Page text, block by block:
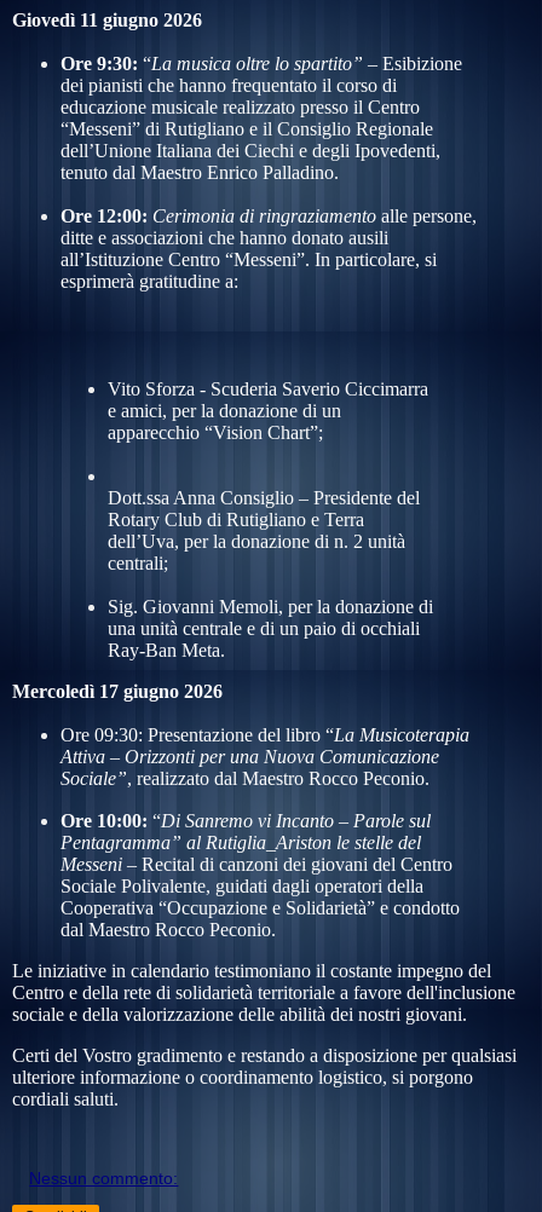
Giovedì 11 giugno 2026
Ore 9:30: “La musica oltre lo spartito” – Esibizione
dei pianisti che hanno frequentato il corso di
educazione musicale realizzato presso il Centro
“Messeni” di Rutigliano e il Consiglio Regionale
dell’Unione Italiana dei Ciechi e degli Ipovedenti,
tenuto dal Maestro Enrico Palladino.
Ore 12:00: Cerimonia di ringraziamentoalle persone,
ditte e associazioni che hanno donato ausili
all’Istituzione Centro “Messeni”. In particolare, si
esprimerà gratitudine a:
Vito Sforza - Scuderia Saverio Ciccimarra
e amici, per la donazione di un
apparecchio “Vision Chart”;
Dott.ssa Anna Consiglio – Presidente del
Rotary Club di Rutigliano e Terra
dell’Uva, per la donazione di n. 2 unità
centrali;
Sig. Giovanni Memoli, per la donazione di
una unità centrale e di un paio di occhiali
Ray-Ban Meta.
Mercoledì 17 giugno 2026
Ore 09:30: Presentazione del libro “La Musicoterapia
Attiva – Orizzonti per una Nuova Comunicazione
Sociale”, realizzato dal Maestro Rocco Peconio.
Ore 10:00: “Di Sanremo vi Incanto – Parole sul
Pentagramma” al Rutiglia_Ariston le stelle del
Messeni– Recital di canzoni dei giovani del Centro
Sociale Polivalente, guidati dagli operatori della
Cooperativa “Occupazione e Solidarietà” e condotto
dal Maestro Rocco Peconio.
Le iniziative in calendario testimoniano il costante impegno del
Centro e della rete di solidarietà territoriale a favore dell'inclusione
sociale e della valorizzazione delle abilità dei nostri giovani.
Certi del Vostro gradimento e restando a disposizione per qualsiasi
ulteriore informazione o coordinamento logistico, si porgono
cordiali saluti.
Nessun commento: